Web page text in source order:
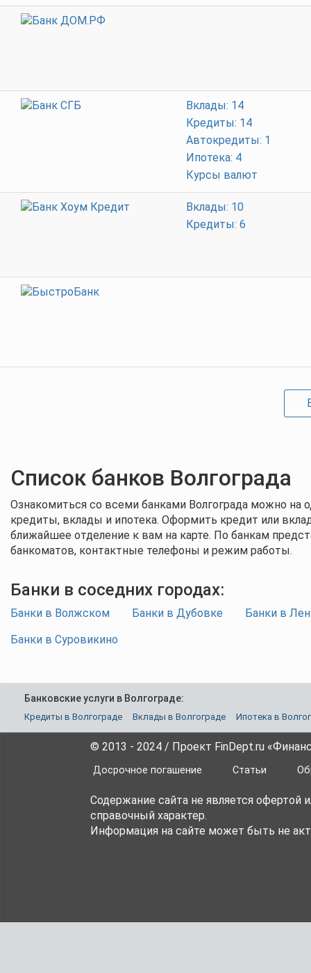
Вклады: 14
Кредиты: 14
Автокредиты: 1
Ипотека: 4
Курсы валют
Вклады: 10
Кредиты: 6
Список банков Волгограда
Ознакомиться со всеми банками Волгограда можно на
кредиты, вклады и ипотека. Оформить кредит или
ближайшее отделение к вам на карте. По банкам
банкоматов, контактные телефоны и режим работы.
Банки в соседних городах:
Банки в Волжском Банки в Дубовке
Банки в
Банки в Суровикино
Банковские услуги в Волгограде:
Кредиты в Волгограде Вклады в Волгограде Ипотека в
© 2013 - 2024 / Проект FinDept.ru
Досрочное погашение Статьи
Содержание сайта не является
справочный характер.
Информация на сайте может быть не